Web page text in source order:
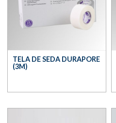
TELA DE SEDA DURAPORE
(3M)